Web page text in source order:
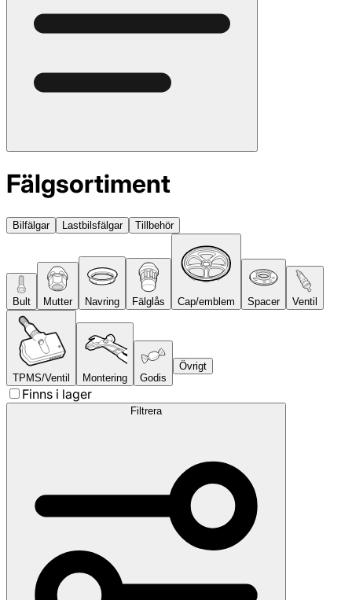
Fälgsortiment
Bilfälgar Lastbilsfälgar Tillbehör
Bult Mutter Navring Fälglås Cap/emblem Spacer Ventil
TPMS/Ventil Montering Godis
Övrigt
Finns i lager
Filtrera